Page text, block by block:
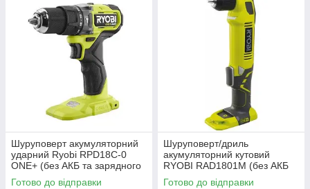
Шуруповерт акумуляторний
ударний Ryobi RPD18C-0
ONE+ (без АКБ та зарядного
пристрою)
Готово до відправки
Шуруповерт/дриль
акумуляторний кутовий
RYOBI RAD1801M (без АКБ
та зарядного пристрою)
Готово до відправки